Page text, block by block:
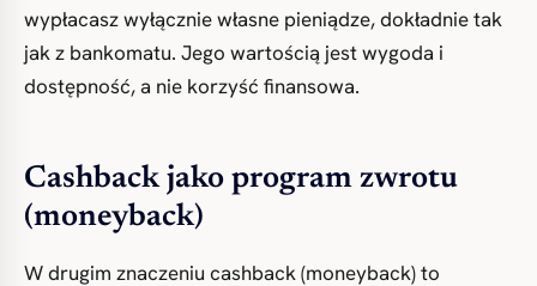
wypłacasz wyłącznie własne pieniądze, dokładnie tak
jak z bankomatu. Jego wartością jest wygoda i
dostępność, a nie korzyść finansowa.
Cashback jako program zwrotu
(moneyback)
W drugim znaczeniu cashback (moneyback) to